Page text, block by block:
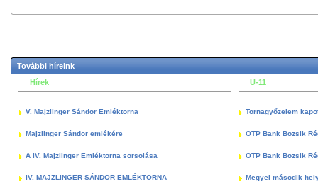
További híreink
Hírek
V. Majzlinger Sándor Emléktorna
Majzlinger Sándor emlékére
A IV. Majzlinger Emléktorna sorsolása
IV. MAJZLINGER SÁNDOR EMLÉKTORNA
U-11
Tornagyőzelem
OTP Bank Bozsik
OTP Bank Bozsik
Megyei második